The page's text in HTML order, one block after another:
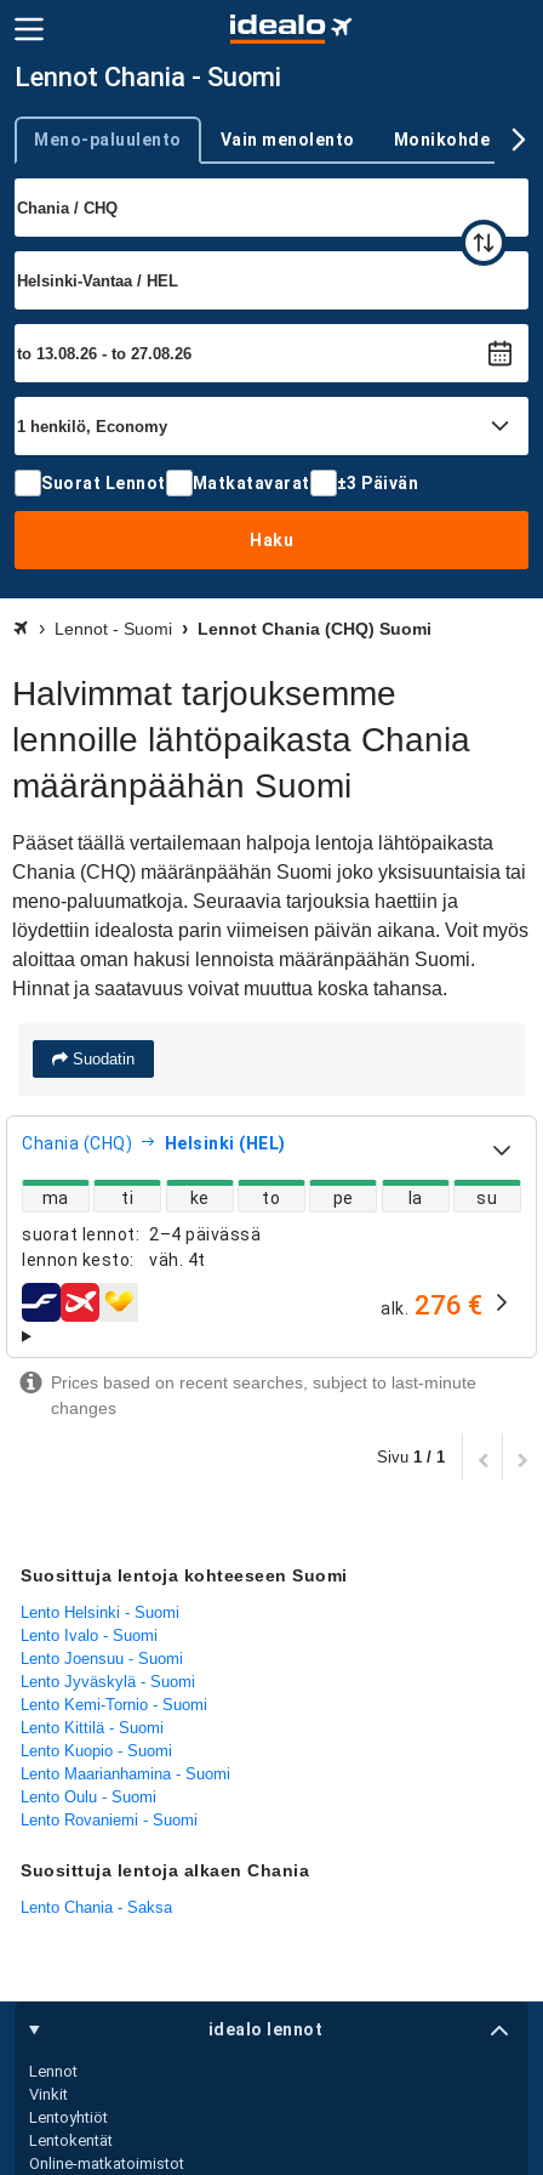
Lennot Chania - Suomi
Trip type
Meno-paluulento Vain menolento Monikohde
Suorat Lennot Matkatavarat ±3 Päivän
Haku
Lennot - Suomi Lennot Chania (CHQ) Suomi
Halvimmat tarjouksemme
lennoille lähtöpaikasta Chania
määränpäähän Suomi
Pääset täällä vertailemaan halpoja lentoja lähtöpaikasta
Chania (CHQ) määränpäähän Suomi joko yksisuuntaisia tai
meno-paluumatkoja. Seuraavia tarjouksia haettiin ja
löydettiin idealosta parin viimeisen päivän aikana. Voit myös
aloittaa oman hakusi lennoista määränpäähän Suomi.
Hinnat ja saatavuus voivat muuttua koska tahansa.
Suodatin
Chania (CHQ) Helsinki (HEL)
suorat lennot:
2–4 päivässä
lennon kesto: väh. 4t
suorien lentojen saatavuus
ma ti ke to pe la su
lentoyhtiöt alk. 276 €
Prices based on recent searches, subject to last-minute
changes
Sivu 1 / 1
Suosittuja lentoja kohteeseen Suomi
Lento Helsinki - Suomi
Lento Ivalo - Suomi
Lento Joensuu - Suomi
Lento Jyväskylä - Suomi
Lento Kemi-Tornio - Suomi
Lento Kittilä - Suomi
Lento Kuopio - Suomi
Lento Maarianhamina - Suomi
Lento Oulu - Suomi
Lento Rovaniemi - Suomi
Suosittuja lentoja alkaen Chania
Lento Chania - Saksa
idealo lennot
Lennot
Vinkit
Lentoyhtiöt
Lentokentät
Online-matkatoimistot